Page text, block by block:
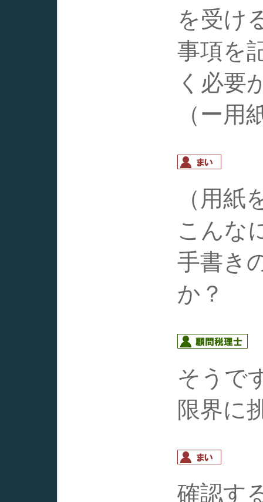
を受け
事項を
く必要
（ー用
（用紙
こんな
手書き
か？
そうで
限界に
確認す